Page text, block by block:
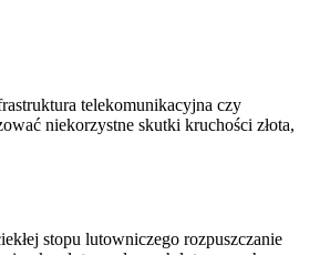
telekomunikacyjna czy
niekorzystne skutki kruchości złota,
stopu lutowniczego rozpuszczanie